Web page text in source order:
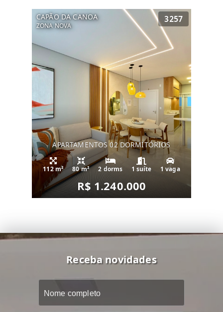
CAPÃO DA CANOA
ZONA NOVA
3257
APARTAMENTOS 02 DORMITÓRIOS
112 m² 80 m² 2 dorms 1 suíte 1 vaga
R$ 1.240.000
Receba novidades